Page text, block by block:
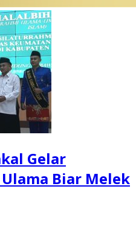
Gelar
Biar Melek